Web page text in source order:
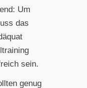
Um
das
sein.
genug